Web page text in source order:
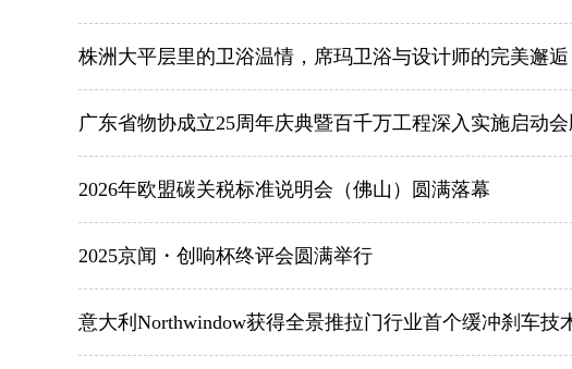
株洲大平层里的卫浴温情，席玛卫浴与设计师的完美邂逅
广东省物协成立25周年庆典暨百千万工程深入实施启动
2026年欧盟碳关税标准说明会（佛山）圆满落幕
2025京闻・创响杯终评会圆满举行
意大利Northwindow获得全景推拉门行业首个缓冲刹车技